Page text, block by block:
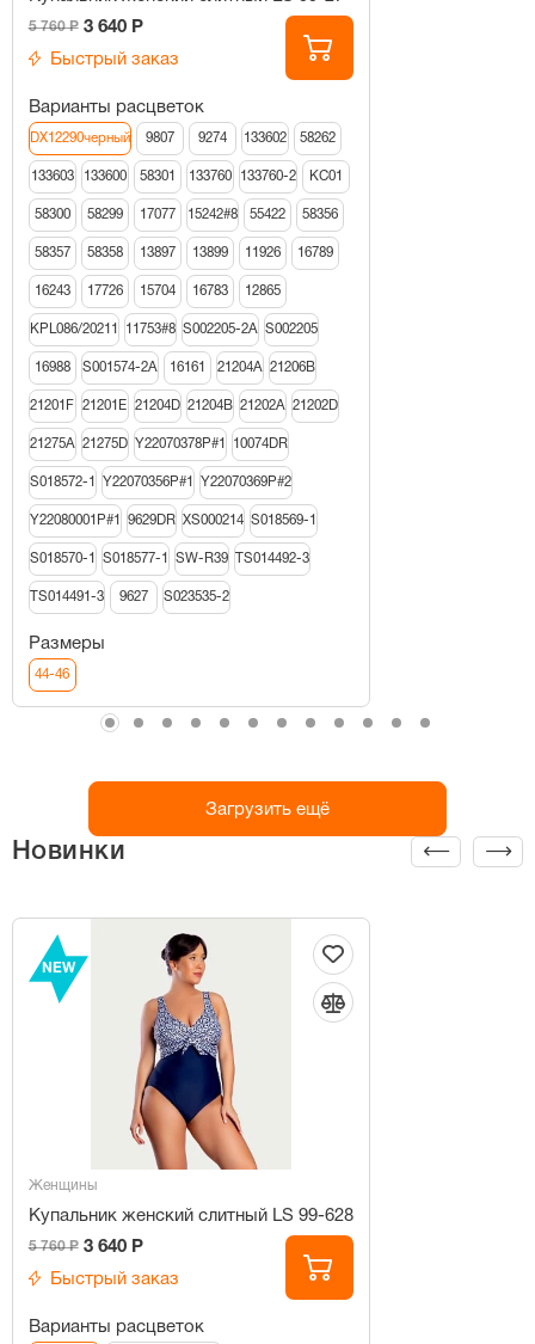
5 760 Р 3 640 Р
Быстрый заказ
Варианты расцветок
DX12290черный 9807 9274 133602 58262
133603 133600 58301 133760 133760-2 КС01
58300 58299 17077 15242#8 55422 58356
58357 58358 13897 13899 11926 16789
16243 17726 15704 16783 12865
KPL086/20211 11753#8 S002205-2A S002205
16988 S001574-2A 16161 21204A 21206В
21201F 21201E 21204D 21204B 21202A 21202D
21275A 21275D Y22070378P#1 10074DR
S018572-1 Y22070356P#1 Y22070369P#2
Y22080001P#1 9629DR XS000214 S018569-1
S018570-1 S018577-1 SW-R39 TS014492-3
TS014491-3 9627 S023535-2
Размеры
44-46
Загрузить ещё
Новинки
NEW
Женщины
Купальник женский слитный LS 99-628
5 760 Р 3 640 Р
Быстрый заказ
Варианты расцветок